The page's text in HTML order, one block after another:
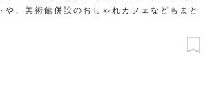
や、美術館併設のおしゃれカフェなどもまと